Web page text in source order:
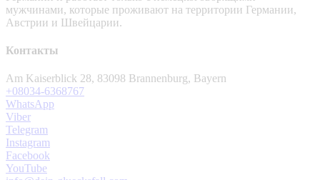
мужчинами, которые проживают на территории Германии,
Австрии и Швейцарии.
Контакты
Am Kaiserblick 28, 83098 Brannenburg, Bayern
+08034-6368767
WhatsApp
Viber
Telegram
Instagram
Facebook
YouTube